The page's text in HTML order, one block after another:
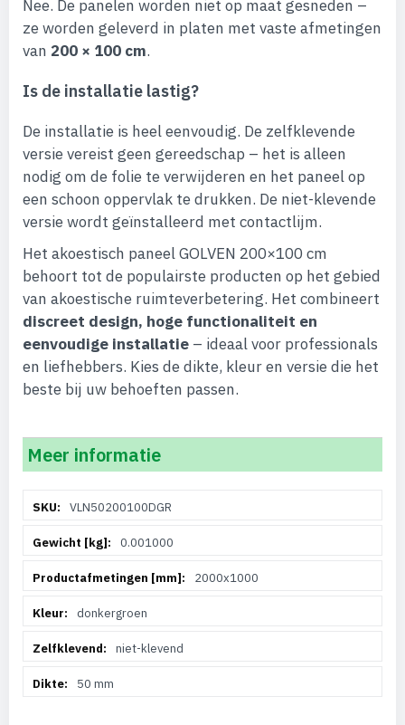
Nee. De panelen worden niet op maat gesneden –
ze worden geleverd in platen met vaste afmetingen
van 200 × 100 cm.
Is de installatie lastig?
De installatie is heel eenvoudig. De zelfklevende
versie vereist geen gereedschap – het is alleen
nodig om de folie te verwijderen en het paneel op
een schoon oppervlak te drukken. De niet-klevende
versie wordt geïnstalleerd met contactlijm.
Het akoestisch paneel GOLVEN 200×100 cm
behoort tot de populairste producten op het gebied
van akoestische ruimte­verbetering. Het combineert
discreet design, hoge functionaliteit en
eenvoudige installatie – ideaal voor professionals
en liefhebbers. Kies de dikte, kleur en versie die het
beste bij uw behoeften passen.
Meer informatie
informatieVLN50200100DGR
0.001000
2000x1000
donkergroen
niet-klevend
50 mm